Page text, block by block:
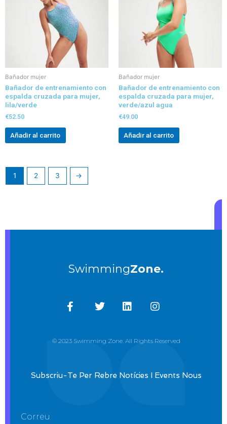
Bañador mujer
Bañador de entrenamiento con
espalda cruzada para mujer,
lila/verde
€52.50
Añadir al carrito
Bañador mujer
Bañador de entrenamiento con
espalda cruzada para mujer,
verde/azul agua
€49.00
Añadir al carrito
1 2 3 →
SwimmingZone.
© 2023 Swimming Zone. All Rights Reserved
Subscriu-Te Per Rebre Notícies I Events Nous
Correu